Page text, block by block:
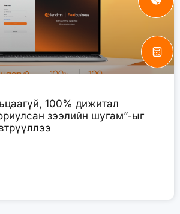
100% дижитал
зээлийн шугам”-ыг